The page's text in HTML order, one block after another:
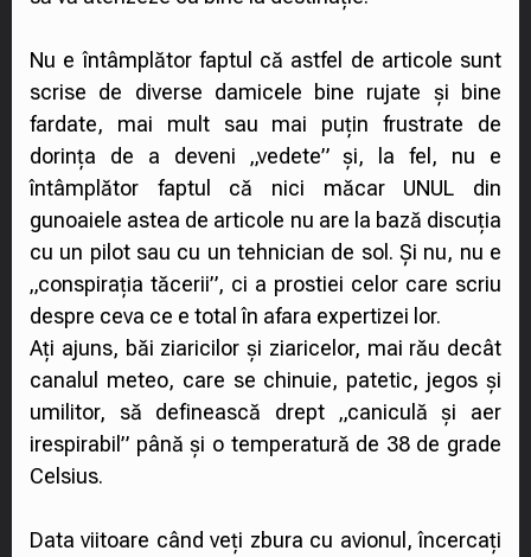
Nu e întâmplător faptul că astfel de articole sunt
scrise de diverse damicele bine rujate și bine
fardate, mai mult sau mai puțin frustrate de
dorința de a deveni „vedete” și, la fel, nu e
întâmplător faptul că nici măcar UNUL din
gunoaiele astea de articole nu are la bază discuția
cu un pilot sau cu un tehnician de sol. Și nu, nu e
„conspirația tăcerii”, ci a prostiei celor care scriu
despre ceva ce e total în afara expertizei lor.
Ați ajuns, băi ziaricilor și ziaricelor, mai rău decât
canalul meteo, care se chinuie, patetic, jegos și
umilitor, să definească drept „caniculă și aer
irespirabil” până și o temperatură de 38 de grade
Celsius.
Data viitoare când veți zbura cu avionul, încercați